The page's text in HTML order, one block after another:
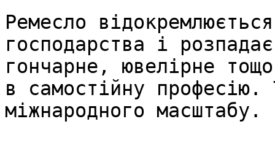
Ремесло
господарства і
гончарне, ювелірне
в самостійну професію.
міжнародного масштабу.